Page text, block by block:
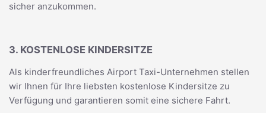
sicher anzukommen.
3. KOSTENLOSE KINDERSITZE
Als kinderfreundliches Airport Taxi-Unternehmen stellen
wir Ihnen für Ihre liebsten kostenlose Kindersitze zu
Verfügung und garantieren somit eine sichere Fahrt.